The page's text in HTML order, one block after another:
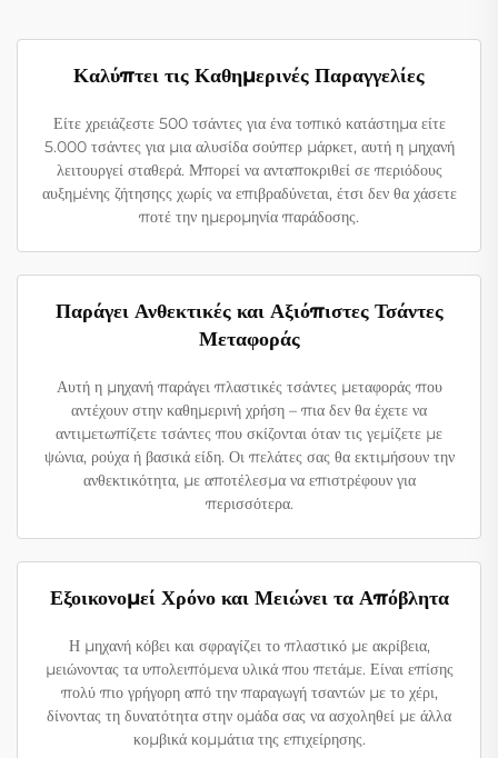
Καλύπτει τις Καθημερινές Παραγγελίες
Είτε χρειάζεστε 500 τσάντες για ένα τοπικό κατάστημα είτε
5.000 τσάντες για μια αλυσίδα σούπερ μάρκετ, αυτή η μηχανή
λειτουργεί σταθερά. Μπορεί να ανταποκριθεί σε περιόδους
αυξημένης ζήτησηςς χωρίς να επιβραδύνεται, έτσι δεν θα χάσετε
ποτέ την ημερομηνία παράδοσης.
Παράγει Ανθεκτικές και Αξιόπιστες Τσάντες
Μεταφοράς
Αυτή η μηχανή παράγει πλαστικές τσάντες μεταφοράς που
αντέχουν στην καθημερινή χρήση – πια δεν θα έχετε να
αντιμετωπίζετε τσάντες που σκίζονται όταν τις γεμίζετε με
ψώνια, ρούχα ή βασικά είδη. Οι πελάτες σας θα εκτιμήσουν την
ανθεκτικότητα, με αποτέλεσμα να επιστρέφουν για
περισσότερα.
Εξοικονομεί Χρόνο και Μειώνει τα Απόβλητα
Η μηχανή κόβει και σφραγίζει το πλαστικό με ακρίβεια,
μειώνοντας τα υπολειπόμενα υλικά που πετάμε. Είναι επίσης
πολύ πιο γρήγορη από την παραγωγή τσαντών με το χέρι,
δίνοντας τη δυνατότητα στην ομάδα σας να ασχοληθεί με άλλα
κομβικά κομμάτια της επιχείρησης.